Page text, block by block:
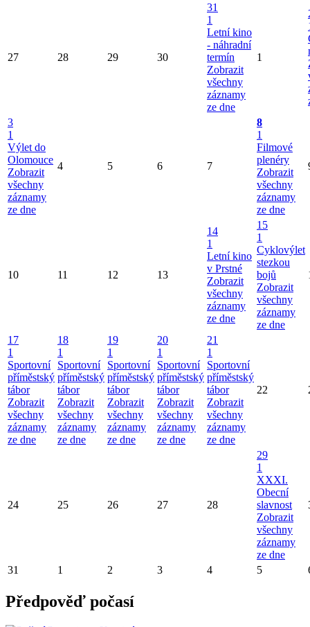
27 28 29 30
31
1
Letní kino
- náhradní
termín
Zobrazit
všechny
záznamy
ze dne
1
3
1
Výlet do
Olomouce
Zobrazit
všechny
záznamy
ze dne
4 5 6 7
8
1
Filmové
plenéry
Zobrazit
všechny
záznamy
ze dne
10 11 12 13
14
1
Letní kino
v Prstné
Zobrazit
všechny
záznamy
ze dne
15
1
Cyklovýlet
stezkou
bojů
Zobrazit
všechny
záznamy
ze dne
17
1
Sportovní
příměstský
tábor
Zobrazit
všechny
záznamy
ze dne
18
1
Sportovní
příměstský
tábor
Zobrazit
všechny
záznamy
ze dne
19
1
Sportovní
příměstský
tábor
Zobrazit
všechny
záznamy
ze dne
20
1
Sportovní
příměstský
tábor
Zobrazit
všechny
záznamy
ze dne
21
1
Sportovní
příměstský
tábor
Zobrazit
všechny
záznamy
ze dne
22
24 25 26 27 28
29
1
XXXI.
Obecní
slavnost
Zobrazit
všechny
záznamy
ze dne
31 1 2 3 4 5
Předpověď počasí